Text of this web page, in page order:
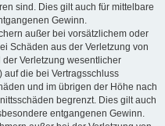
sind. Dies gilt auch für mittelbare
Gewinn.
außer bei vorsätzlichem oder
Schäden aus der Verletzung von
Verletzung wesentlicher
auf die bei Vertragsschluss
und im übrigen der Höhe nach
begrenzt. Dies gilt auch
entgangenen Gewinn.